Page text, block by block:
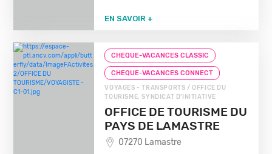
EN SAVOIR +
CHEQUE-VACANCES CLASSIC
CHEQUE-VACANCES CONNECT
VOYAGES - TRANSPORTS / OFFICE DU
TOURISME, SYNDICAT D'INITIATIVE
OFFICE DE TOURISME DU
PAYS DE LAMASTRE
07270 Lamastre